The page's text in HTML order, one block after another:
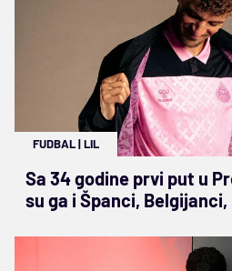
FUDBAL|LIL
Sa 34 godine prvi put u
su ga i Španci,